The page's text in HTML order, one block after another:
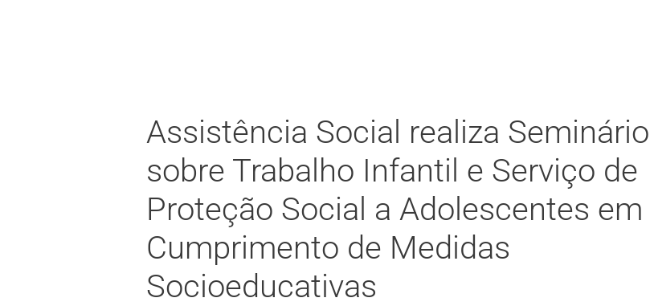
Assistência Social realiza Seminário
sobre Trabalho Infantil e Serviço de
Proteção Social a Adolescentes em
Cumprimento de Medidas
Socioeducativas